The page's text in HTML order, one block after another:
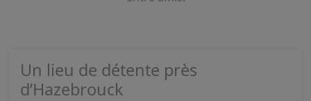
Un lieu de détente près
d’Hazebrouck